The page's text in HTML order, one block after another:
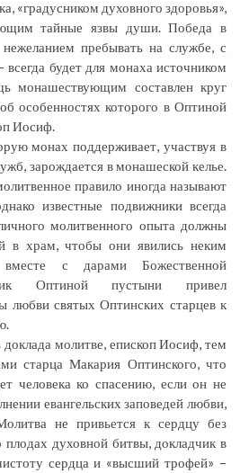
«градусником духовного здоровья»,
тайные язвы души. Победа в
пребывать на службе, с
будет для монаха источником
монашествующим составлен круг
особенностях которого в Оптиной
Иосиф.
монах поддерживает, участвуя в
зарождается в монашеской келье.
правило иногда называют
известные подвижники всегда
молитвенного опыта должны
в храм, чтобы они явились неким
с дарами Божественной
Оптиной пустыни привел
любви святых Оптинских старцев к
молитве, епископ Иосиф, тем
старца Макария Оптинского, что
человека ко спасению, если он не
евангельских заповедей любви,
не привьется к сердцу без
духовной битвы, докладчик в
сердца и «высший трофей» –